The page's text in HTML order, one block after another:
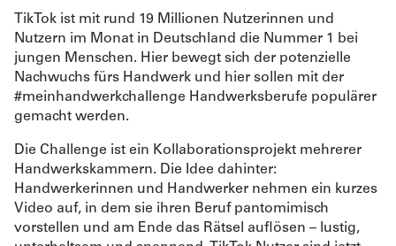
TikTok ist mit rund 19 Millionen Nutzerinnen und
Nutzern im Monat in Deutschland die Nummer 1 bei
jungen Menschen. Hier bewegt sich der potenzielle
Nachwuchs fürs Handwerk und hier sollen mit der
#meinhandwerkchallenge Handwerksberufe populärer
gemacht werden.
Die Challenge ist ein Kollaborationsprojekt mehrerer
Handwerkskammern. Die Idee dahinter:
Handwerkerinnen und Handwerker nehmen ein kurzes
Video auf, in dem sie ihren Beruf pantomimisch
vorstellen und am Ende das Rätsel auflösen – lustig,